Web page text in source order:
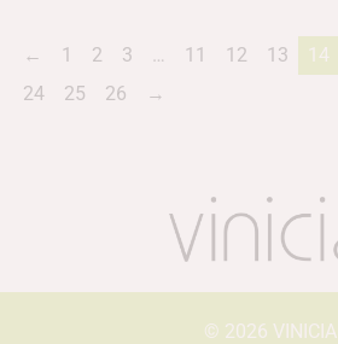
← 1 2 3 … 11 12 13 14
24
25 26 →
© 2026 VINICIA